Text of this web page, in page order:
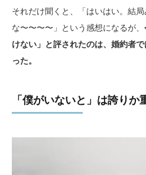
それだけ聞くと、「はいはい。結
な〜〜〜〜」という感想になるが、
けない」と評されたのは、婚約者
った。
「僕がいないと」は誇りか